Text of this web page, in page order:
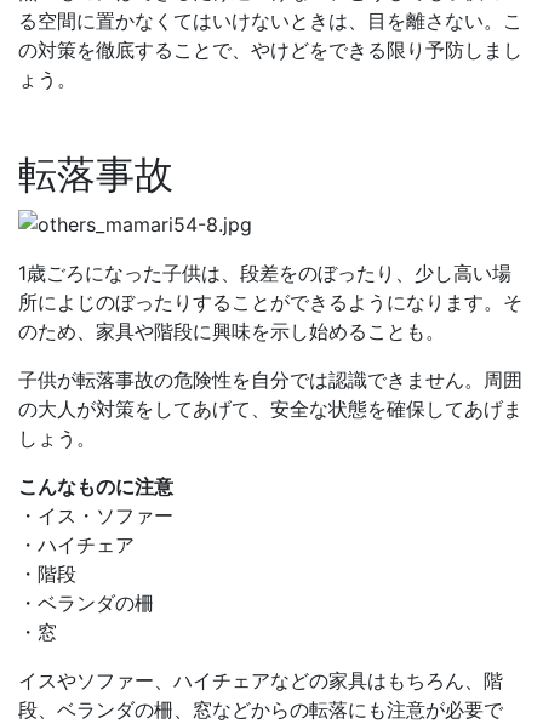
る空間に置かなくてはいけないときは、目を離さない。こ
の対策を徹底することで、やけどをできる限り予防しまし
ょう。
転落事故
1歳ごろになった子供は、段差をのぼったり、少し高い場
所によじのぼったりすることができるようになります。そ
のため、家具や階段に興味を示し始めることも。
子供が転落事故の危険性を自分では認識できません。周囲
の大人が対策をしてあげて、安全な状態を確保してあげま
しょう。
こんなものに注意
・イス・ソファー
・ハイチェア
・階段
・ベランダの柵
・窓
イスやソファー、ハイチェアなどの家具はもちろん、階
段、ベランダの柵、窓などからの転落にも注意が必要で